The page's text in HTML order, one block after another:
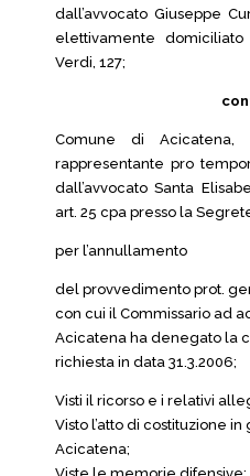
dall’avvocato Giuseppe
elettivamente
Verdi, 127;
Comune di
rappresentante pro
dall’avvocato Santa
art. 25 cpa presso la
per l’annullamento
del provvedimento prot.
con cui il Commissario ad
Acicatena ha denegato la
richiesta in data 31.3.2006;
Visti il ricorso e i relativi
Visto l’atto di costituzione
Acicatena;